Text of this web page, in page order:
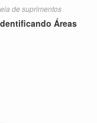
de suprimentos
Áreas